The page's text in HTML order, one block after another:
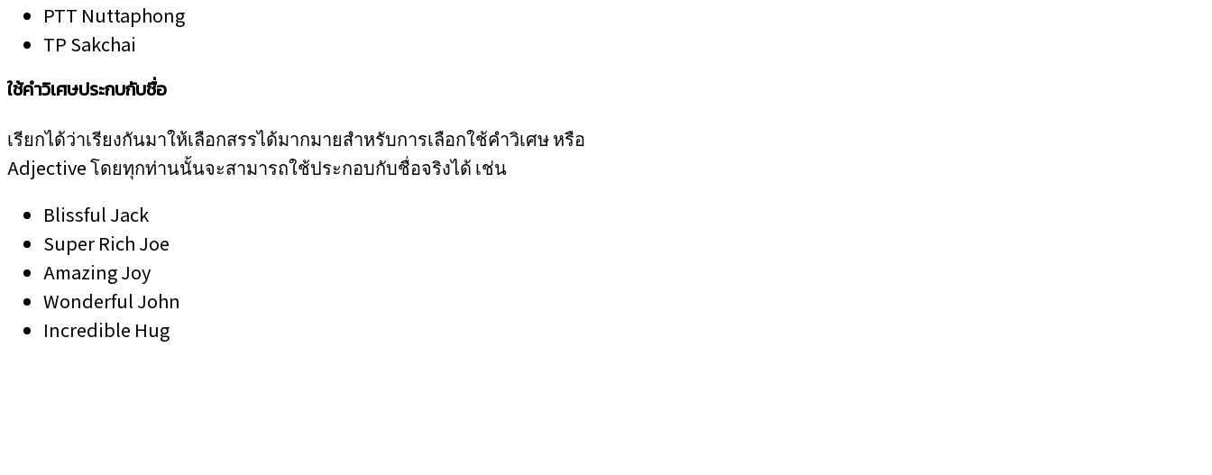
PTT Nuttaphong
TP Sakchai
ใช้คำวิเศษประกบกับชื่อ
เรียกได้ว่าเรียงกันมาให้เลือกสรรได้มากมายสำหรับการเลือกใช้คำวิเศษ หรือ
Adjective โดยทุกท่านนั้นจะสามารถใช้ประกอบกับชื่อจริงได้ เช่น
Blissful Jack
Super Rich Joe
Amazing Joy
Wonderful John
Incredible Hug